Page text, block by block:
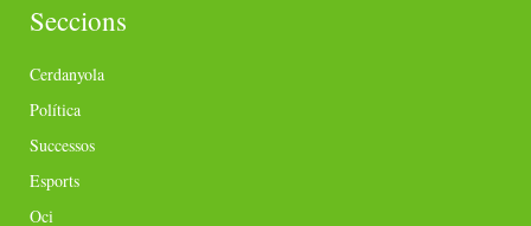
Seccions
Cerdanyola
Política
Successos
Esports
Oci